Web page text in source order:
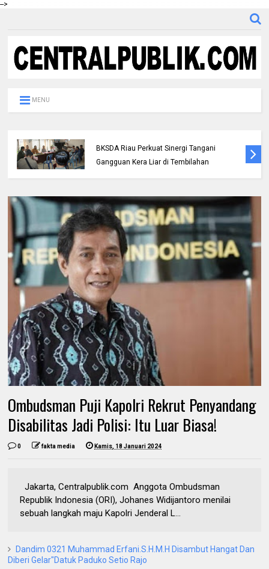
-->
MENU
BKSDA Riau Perkuat Sinergi Tangani
Gangguan Kera Liar di Tembilahan
Ombudsman Puji Kapolri Rekrut Penyandang
Disabilitas Jadi Polisi: Itu Luar Biasa!
0 fakta media Kamis, 18 Januari 2024
Jakarta, Centralpublik.com Anggota Ombudsman
Republik Indonesia (ORI), Johanes Widijantoro menilai
sebuah langkah maju Kapolri Jenderal L...
Dandim 0321 Muhammad Erfani.S.H.M.H Disambut Hangat Dan
Diberi Gelar"Datuk Paduko Setio Rajo